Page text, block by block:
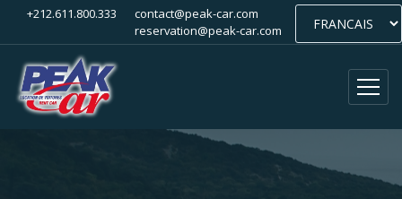
+212.611.800.333
contact@peak-car.com
reservation@peak-car.com